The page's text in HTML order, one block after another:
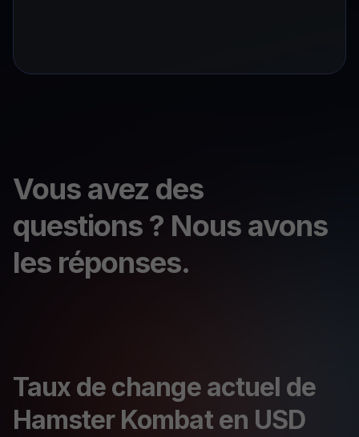
Vous avez des
questions ? Nous avons
les réponses.
Taux de change actuel de
Hamster Kombat en USD